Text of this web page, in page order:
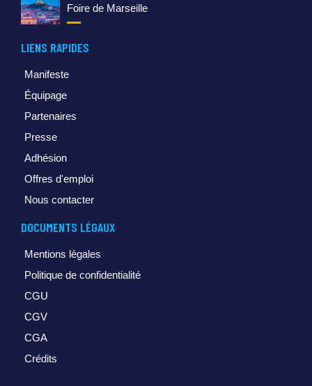
Foire de Marseille
LIENS RAPIDES
Manifeste
Équipage
Partenaires
Presse
Adhésion
Offres d'emploi
Nous contacter
DOCUMENTS LÉGAUX
Mentions légales
Politique de confidentialité
CGU
CGV
CGA
Crédits